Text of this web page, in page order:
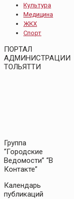
Культура
Медицина
ЖКХ
Спорт
ПОРТАЛ
АДМИНИСТРАЦИИ
ТОЛЬЯТТИ
Группа
“Городские
Ведомости” “В
Контакте”
Календарь
публикаций